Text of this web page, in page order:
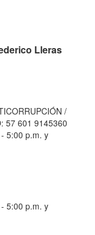
Lleras
/
57 601 9145360
5:00 p.m. y
5:00 p.m. y